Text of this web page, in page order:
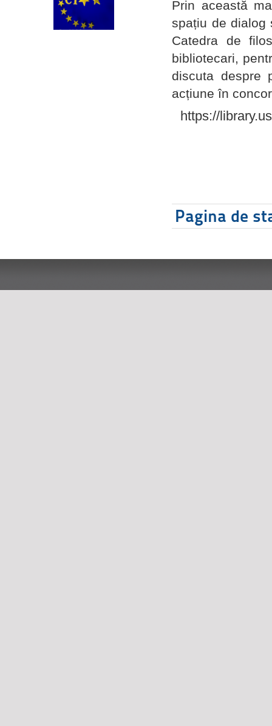
Prin această
spațiu de dialog
Catedra de
bibliotecari,
discuta despre
acțiune în
https://
Pagina de